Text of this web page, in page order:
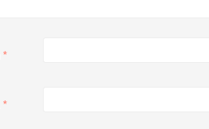
*
*